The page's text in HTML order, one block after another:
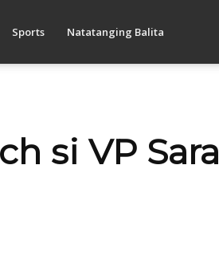
Sports Natatanging Balita
si VP Sara